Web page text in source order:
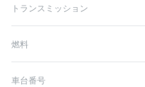
トランスミッション
燃料
車台番号